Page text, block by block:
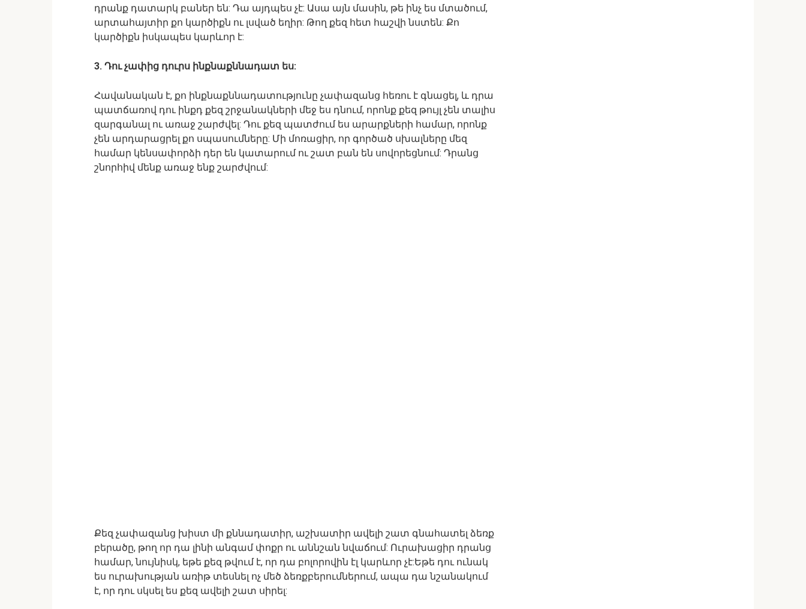
դրանք դատարկ բաներ են: Դա այդպես չէ: Ասա այն մասին, թե ինչ ես մտածում,
արտահայտիր քո կարծիքն ու լսված եղիր: Թող քեզ հետ հաշվի նստեն: Քո
կարծիքն իսկապես կարևոր է:
3. Դու չափից դուրս ինքնաքննադատ ես:
Հավանական է, քո ինքնաքննադատությունը չափազանց հեռու է գնացել, և դրա
պատճառով դու ինքդ քեզ շրջանակների մեջ ես դնում, որոնք քեզ թույլ չեն տալիս
զարգանալ ու առաջ շարժվել: Դու քեզ պատժում ես արարքների համար, որոնք
չեն արդարացրել քո սպասումները: Մի մոռացիր, որ գործած սխալները մեզ
համար կենսափորձի դեր են կատարում ու շատ բան են սովորեցնում: Դրանց
շնորհիվ մենք առաջ ենք շարժվում:
Քեզ չափազանց խիստ մի քննադատիր, աշխատիր ավելի շատ գնահատել ձեռք
բերածը, թող որ դա լինի անգամ փոքր ու աննշան նվաճում: Ուրախացիր դրանց
համար, նույնիսկ, եթե քեզ թվում է, որ դա բոլորովին էլ կարևոր չէ:Եթե դու ունակ
ես ուրախության առիթ տեսնել ոչ մեծ ձեռքբերումներում, ապա դա նշանակում
է, որ դու սկսել ես քեզ ավելի շատ սիրել: